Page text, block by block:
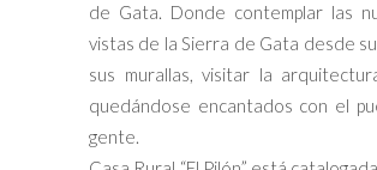
de Gata. Donde contemplar las
vistas de la Sierra de Gata desde
sus murallas, visitar la
quedándose encantados con el
gente.